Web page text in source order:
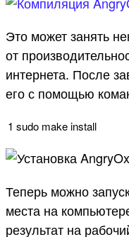
Это может занять
от
интернета. После
его с помощью
1 sudo makeinstall
Теперь можно
места на
результат на